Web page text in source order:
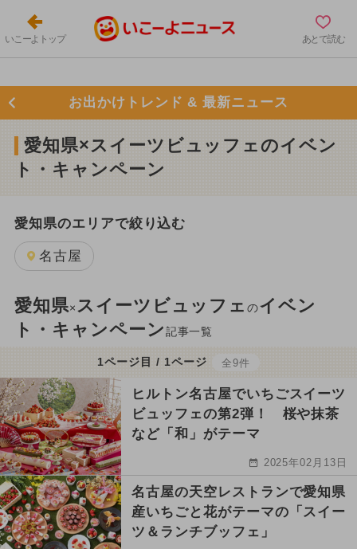
いこーよトップ あとで読む
お出かけトレンド & 最新ニュース
愛知県×スイーツビュッフェのイベン
ト・キャンペーン
愛知県のエリアで絞り込む
名古屋
愛知県× スイーツビュッフェのイベン
ト・キャンペーン記事一覧
1ページ目 / 1ページ 全9件
ヒルトン名古屋でいちごスイーツ
ビュッフェの第2弾！ 桜や抹茶
など「和」がテーマ
2025年02月13日
名古屋の天空レストランで愛知県
産いちごと花がテーマの「スイー
ツ＆ランチブッフェ」